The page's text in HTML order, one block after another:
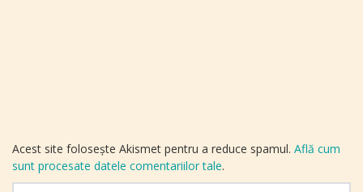
Acest site folosește Akismet pentru a reduce spamul. Află cum
sunt procesate datele comentariilor tale.